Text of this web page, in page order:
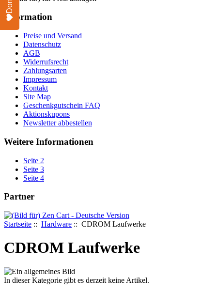
Information
Preise und Versand
Datenschutz
AGB
Widerrufsrecht
Zahlungsarten
Impressum
Kontakt
Site Map
Geschenkgutschein FAQ
Aktionskupons
Newsletter abbestellen
Weitere Informationen
Seite 2
Seite 3
Seite 4
Partner
Startseite :: Hardware :: CDROM Laufwerke
CDROM Laufwerke
In dieser Kategorie gibt es derzeit keine Artikel.